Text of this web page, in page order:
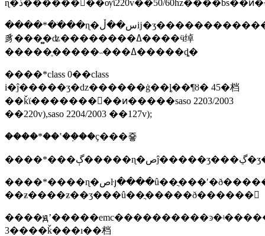
����*��ֹ��ɳ�س��ڵĳ�ʒ���������������ࡢ�򾲼������⡢����
豸���̻�ʥ��������ߡ����ӵ绰
�����ֶ�����˵���ߡ�����ȡ�
����*class 0��class
i�ĵ�����ʒ�ǳ������ġ��ȴ��¶ȣ� 45�档
��ǩϊ���������ͷ�����saso 2203/2003
��220v),saso 2204/2003 ��127v);
����*��ʽ��֤��ҫ���죻
����*����ɳ�صŀյ����û��ֲ���ʹ�ð��������ӣ�
��ƶ����ƶ��ʒ���û��ֲ�����ð������
3����ǩ���ı��档